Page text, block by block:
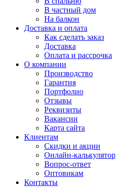
В частный дом
На балкон
Доставка и оплата
Как сделать заказ
Доставка
Оплата и рассрочка
О компании
Производство
Гарантия
Портфолио
Отзывы
Реквизиты
Вакансии
Карта сайта
Клиентам
Скидки и акции
Онлайн-калькулятор
Вопрос-ответ
Оптовикам
Контакты